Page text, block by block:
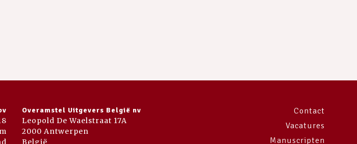
Overamstel Uitgevers België nv
Leopold De Waelstraat 17A
2000 Antwerpen
België
Contact
Vacatures
Manuscripten